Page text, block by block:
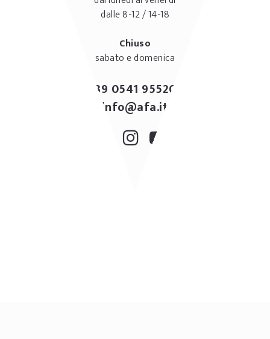
dalle 8-12 / 14-18
Chiuso
sabato e domenica
+39 0541 955207
info@afa.it